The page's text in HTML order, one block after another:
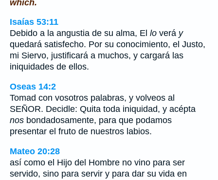
which.
Isaías 53:11
Debido a la angustia de su alma, El lo verá y
quedará satisfecho. Por su conocimiento, el Justo,
mi Siervo, justificará a muchos, y cargará las
iniquidades de ellos.
Oseas 14:2
Tomad con vosotros palabras, y volveos al
SEÑOR. Decidle: Quita toda iniquidad, y acépta
nos bondadosamente, para que podamos
presentar el fruto de nuestros labios.
Mateo 20:28
así como el Hijo del Hombre no vino para ser
servido, sino para servir y para dar su vida en